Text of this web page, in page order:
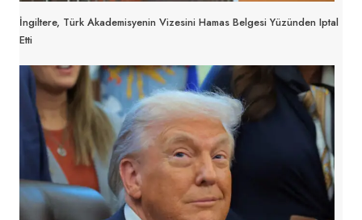
İngiltere, Türk Akademisyenin Vizesini Hamas Belgesi Yüzünden Iptal
Etti